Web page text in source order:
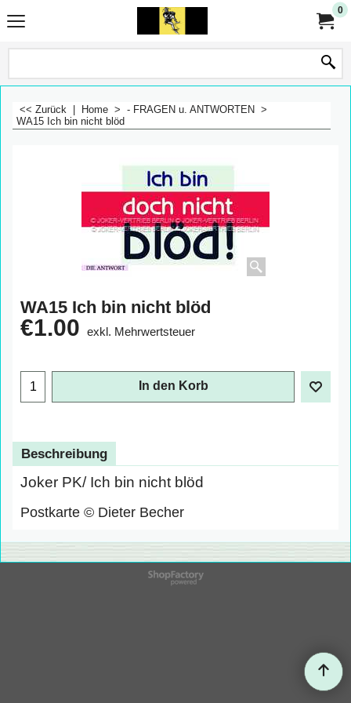
0
<< Zurück Home > - FRAGEN u. ANTWORTEN >
WA15 Ich bin nicht blöd
WA15 Ich bin nicht blöd
€1.00 exkl. Mehrwertsteuer
In den Korb
Beschreibung
Joker PK/ Ich bin nicht blöd
Postkarte © Dieter Becher
WebShop erstellt mit
ShopFactory Shop